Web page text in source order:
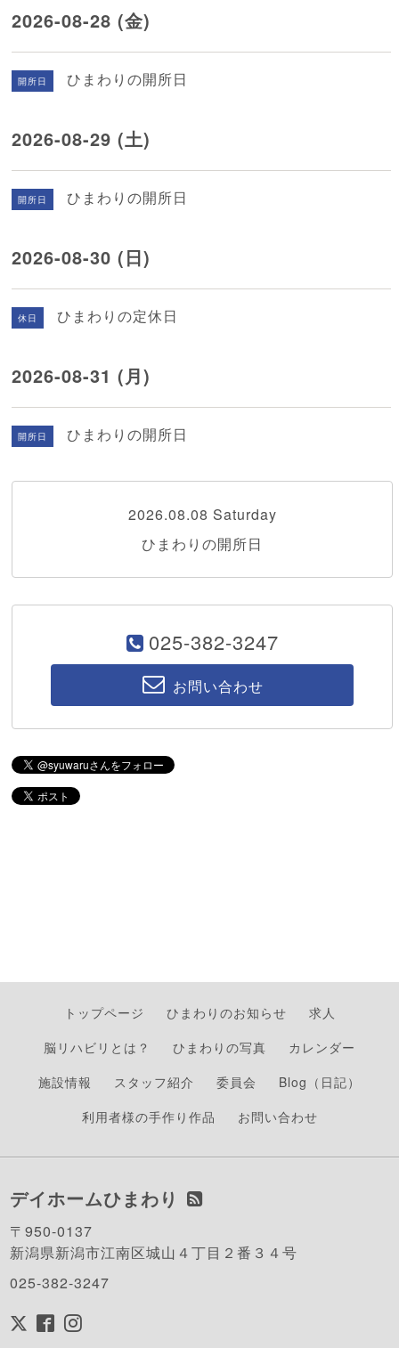
2026-08-28 (金)
開所日 ひまわりの開所日
2026-08-29 (土)
開所日 ひまわりの開所日
2026-08-30 (日)
休日 ひまわりの定休日
2026-08-31 (月)
開所日 ひまわりの開所日
2026.08.08 Saturday
ひまわりの開所日
025-382-3247
お問い合わせ
トップページ ひまわりのお知らせ
求人
脳リハビリとは？
ひまわりの写真
カレンダー
施設情報
スタッフ紹介 委員会
Blog（日記）
利用者様の手作り作品
お問い合わせ
デイホームひまわり
〒950-0137
新潟県新潟市江南区城山４丁目２番３４号
025-382-3247